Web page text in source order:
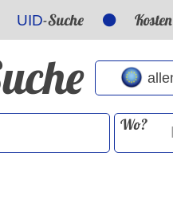
UID-Suche Kosten
Wo?